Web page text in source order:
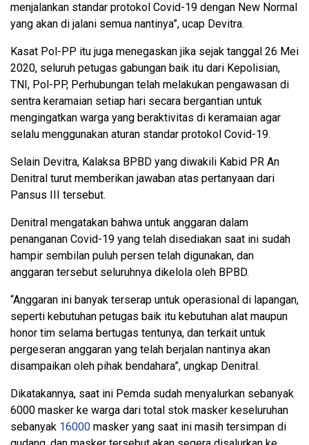
menjalankan standar protokol Covid-19 dengan New Normal
yang akan di jalani semua nantinya”, ucap Devitra.
Kasat Pol-PP itu juga menegaskan jika sejak tanggal 26 Mei
2020, seluruh petugas gabungan baik itu dari Kepolisian,
TNI, Pol-PP, Perhubungan telah melakukan pengawasan di
sentra keramaian setiap hari secara bergantian untuk
mengingatkan warga yang beraktivitas di keramaian agar
selalu menggunakan aturan standar protokol Covid-19.
Selain Devitra, Kalaksa BPBD yang diwakili Kabid PR An
Denitral turut memberikan jawaban atas pertanyaan dari
Pansus III tersebut.
Denitral mengatakan bahwa untuk anggaran dalam
penanganan Covid-19 yang telah disediakan saat ini sudah
hampir sembilan puluh persen telah digunakan, dan
anggaran tersebut seluruhnya dikelola oleh BPBD.
“Anggaran ini banyak terserap untuk operasional di lapangan,
seperti kebutuhan petugas baik itu kebutuhan alat maupun
honor tim selama bertugas tentunya, dan terkait untuk
pergeseran anggaran yang telah berjalan nantinya akan
disampaikan oleh pihak bendahara”, ungkap Denitral.
Dikatakannya, saat ini Pemda sudah menyalurkan sebanyak
6000 masker ke warga dari total stok masker keseluruhan
sebanyak 16000 masker yang saat ini masih tersimpan di